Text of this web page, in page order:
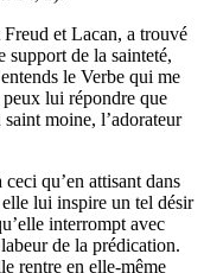
et Lacan, a trouvé
support de la sainteté,
le Verbe qui me
lui répondre que
moine, l’adorateur
qu’en attisant dans
lui inspire un tel désir
interrompt avec
de la prédication.
rentre en elle-même